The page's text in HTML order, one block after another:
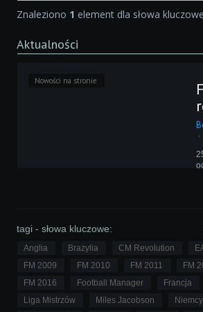
Znaleziono 1 element dla słowa
Aktualności
Nowości na stronie
tagi - słowa kluczowe:
Anglia Brazylia CM Revolution
FM 2009
FM 2010 FM 2011 FM
FM 2016
Football Manager Francja
Liga Mistrzów
Miles Jacobson Niemcy